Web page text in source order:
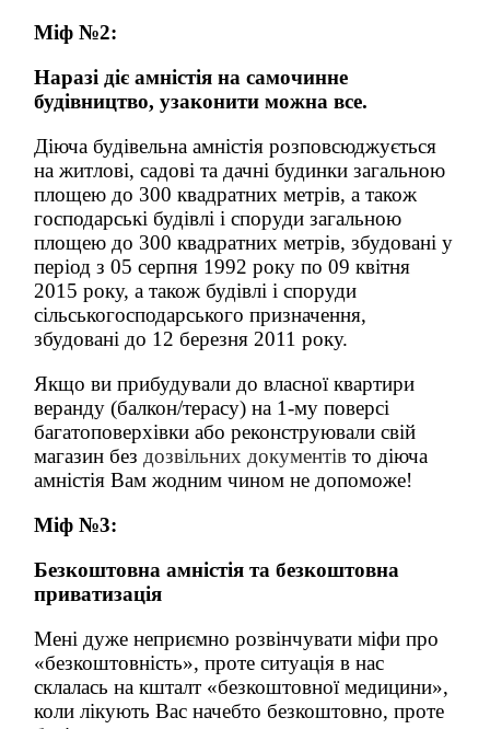
Міф №2:
Наразі діє амністія на самочинне
будівництво, узаконити можна все.
Діюча будівельна амністія розповсюджується
на житлові, садові та дачні будинки загальною
площею до 300 квадратних метрів, а також
господарські будівлі і споруди загальною
площею до 300 квадратних метрів, збудовані у
період з 05 серпня 1992 року по 09 квітня
2015 року, а також будівлі і споруди
сільськогосподарського призначення,
збудовані до 12 березня 2011 року.
Якщо ви прибудували до власної квартири
веранду (балкон/терасу) на 1-му поверсі
багатоповерхівки або реконструювали свій
магазин без дозвільних документів то діюча
амністія Вам жодним чином не допоможе!
Міф №3:
Безкоштовна амністія та безкоштовна
приватизація
Мені дуже неприємно розвінчувати міфи про
«безкоштовність», проте ситуація в нас
склалась на кшталт «безкоштовної медицини»,
коли лікують Вас начебто безкоштовно, проте